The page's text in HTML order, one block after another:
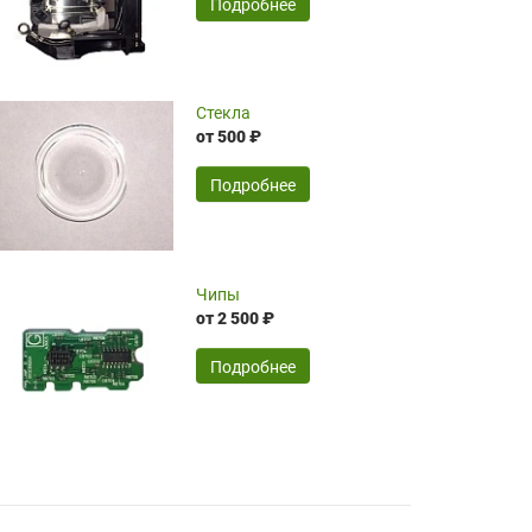
оптимизированной стоимости, чему
чрезмерно благодарны!)))
24.04.2026
широкий ассортимент ламп, как оригиналов,
так и аналогов.Быстрое оформление и
передача в доставку, приемлемые цены. Мне
понравилось.
Читать полностью
16.04.2026
Подробнее
Стекла
от 500 ₽
Подробнее
Чипы
от 2 500 ₽
Подробнее